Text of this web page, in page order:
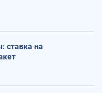
ставка на